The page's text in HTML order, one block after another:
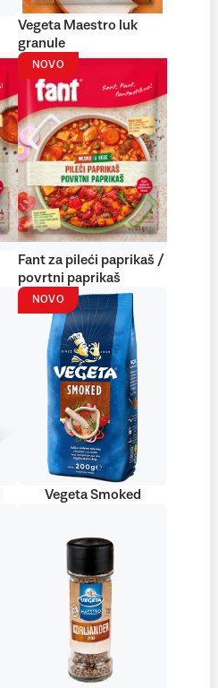
Vegeta Maestro luk
granule
NOVO
Fant za pileći paprikaš /
povrtni paprikaš
NOVO
Vegeta Smoked